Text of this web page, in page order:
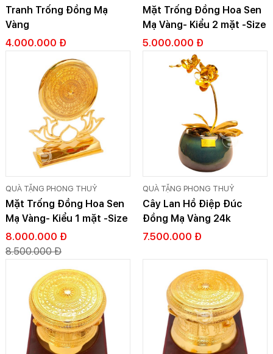
Tranh Trống Đồng Mạ
Vàng
4.000.000 Đ
Mặt Trống Đồng Hoa Sen
Mạ Vàng- Kiểu 2 mặt -Size
Nhỏ
5.000.000 Đ
QUÀ TẶNG PHONG THUỶ
Mặt Trống Đồng Hoa Sen
Mạ Vàng- Kiểu 1 mặt -Size
lớn
8.000.000 Đ
8.500.000 Đ
QUÀ TẶNG PHONG THUỶ
Cây Lan Hồ Điệp Đúc
Đồng Mạ Vàng 24k
7.500.000 Đ